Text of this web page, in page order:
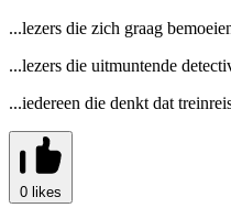
...lezers die zich graag
...lezers die uitmuntende
...iedereen die denkt dat
0 likes